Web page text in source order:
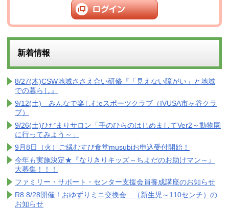
新着情報
8/27(木)CSW地域ささえ合い研修『「見えない障がい」と地域
での暮らし』
9/12(土) みんなで楽しむeスポーツクラブ（IVUSA市ヶ谷クラ
ブ）
9/26(土)ひだまりサロン「手のひらのはじめましてVer2～動物園
に行ってみよう～」
9月8日（火）ご縁むすび食堂musubiお申込受付開始！
今年も実施決定★『なりきりキッズ～ちよだのお助けマン～』
大募集！！！
ファミリー・サポート・センター支援会員養成講座のお知らせ
R8 8/28開催！おゆずりミニ交換会 （新生児～110センチ）の
お知らせ